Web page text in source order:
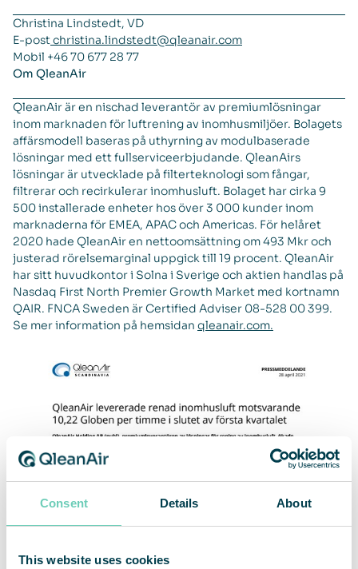
Consent Details About
This website uses cookies
Christina Lindstedt, VD
E-postchristina.lindstedt@qleanair.com
Mobil +46 70 677 28 77
Om QleanAir
QleanAir är en nischad leverantör av premiumlösningar
inom marknaden för luftrening av inomhusmiljöer. Bolagets
affärsmodell baseras på uthyrning av modulbaserade
lösningar med ett fullserviceerbjudande. QleanAirs
lösningar är utvecklade på filterteknologi som fångar,
filtrerar och recirkulerar inomhusluft. Bolaget har cirka 9
500 installerade enheter hos över 3 000 kunder inom
marknaderna för EMEA, APAC och Americas. För helåret
2020 hade QleanAir en nettoomsättning om 493 Mkr och
justerad rörelsemarginal uppgick till 19 procent. QleanAir
har sitt huvudkontor i Solna i Sverige och aktien handlas på
Nasdaq First North Premier Growth Market med kortnamn
QAIR. FNCA Sweden är Certified Adviser 08-528 00 399.
Se mer information på hemsidan qleanair.com.